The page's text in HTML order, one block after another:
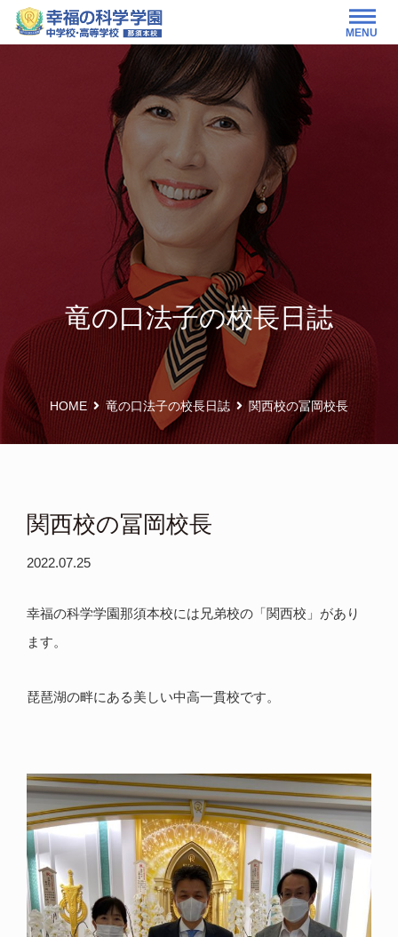
MENU
竜の口法子の校長日誌
HOME 竜の口法子の校長日誌 関西校の冨岡校長
関西校の冨岡校長
2022.07.25
幸福の科学学園那須本校には兄弟校の「関西校」があり
ます。
琵琶湖の畔にある美しい中高一貫校です。